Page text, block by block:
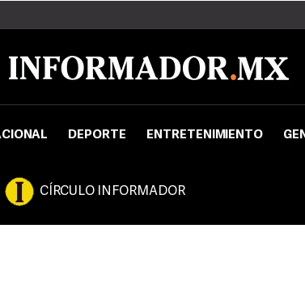
DEPORTE ENTRETENIMIENTO
CÍRCULO INFORMADOR